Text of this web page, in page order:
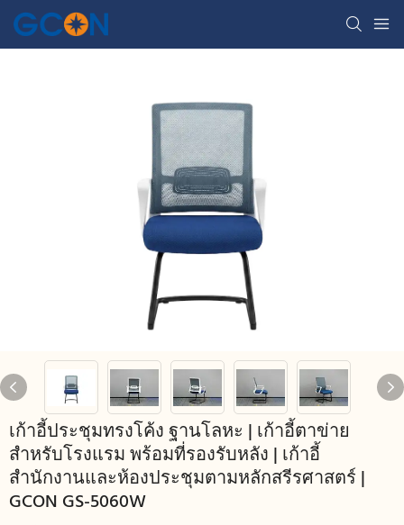
เก้าอี้ประชุมทรงโค้ง ฐานโลหะ | เก้าอี้ตาข่าย
สำหรับโรงแรม พร้อมที่รองรับหลัง | เก้าอี้
สำนักงานและห้องประชุมตามหลักสรีรศาสตร์ |
GCON GS-5060W